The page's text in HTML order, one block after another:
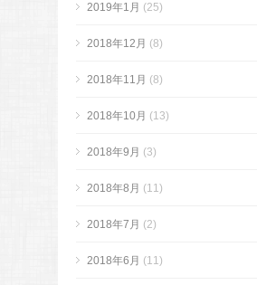
2019年1月 (25)
2018年12月 (8)
2018年11月 (8)
2018年10月 (13)
2018年9月 (3)
2018年8月 (11)
2018年7月 (2)
2018年6月 (11)